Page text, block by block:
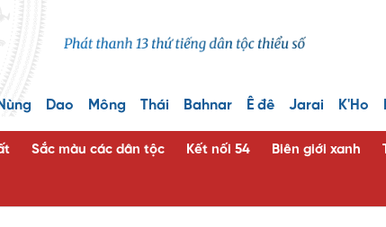
Dao Mông Thái Bahnar Ê đê Jarai K'Ho
Sắc màu các dân tộc Kết nối 54 Biên giới xanh